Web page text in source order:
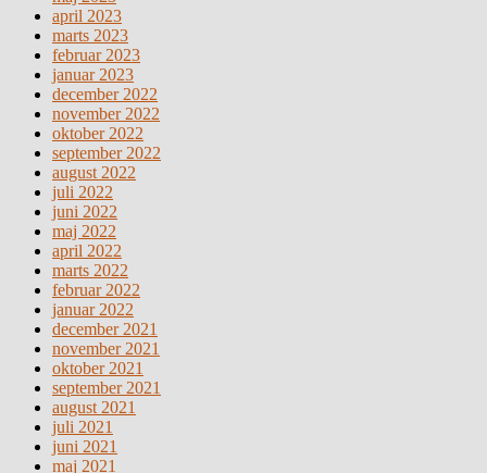
april 2023
marts 2023
februar 2023
januar 2023
december 2022
november 2022
oktober 2022
september 2022
august 2022
juli 2022
juni 2022
maj 2022
april 2022
marts 2022
februar 2022
januar 2022
december 2021
november 2021
oktober 2021
september 2021
august 2021
juli 2021
juni 2021
maj 2021